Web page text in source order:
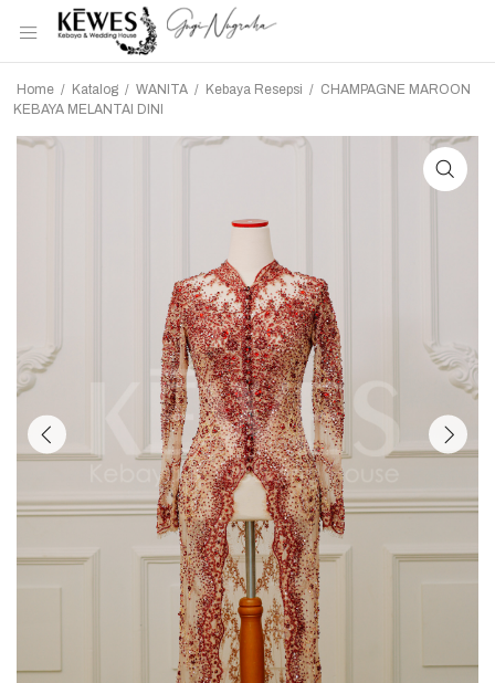
Home / Katalog / WANITA / Kebaya Resepsi / CHAMPAGNE MAROON
KEBAYA MELANTAI DINI